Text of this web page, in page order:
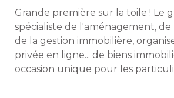
Grande première sur la toile ! Le
spécialiste de l'aménagement,
de la gestion immobilière,
privée en ligne... de biens
occasion unique pour les